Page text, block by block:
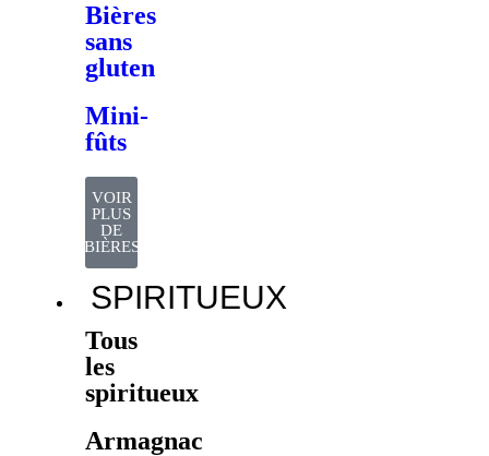
Bières
sans
gluten
Mini-
fûts
VOIR
PLUS
DE
BIÈRES
SPIRITUEUX
Tous
les
spiritueux
Armagnac